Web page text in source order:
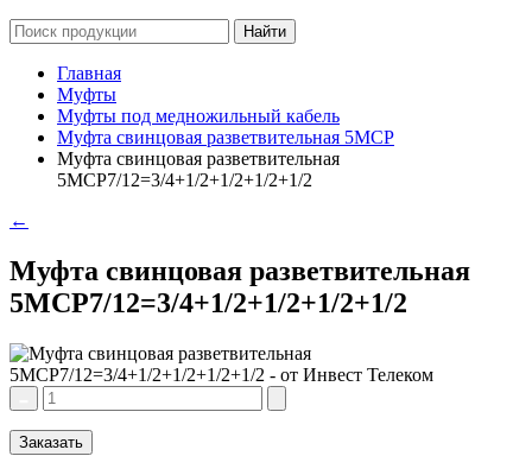
Главная
Муфты
Муфты под медножильный кабель
Муфта свинцовая разветвительная 5МСР
Муфта свинцовая разветвительная
5МСР7/12=3/4+1/2+1/2+1/2+1/2
←
Муфта свинцовая разветвительная
5МСР7/12=3/4+1/2+1/2+1/2+1/2
Заказать